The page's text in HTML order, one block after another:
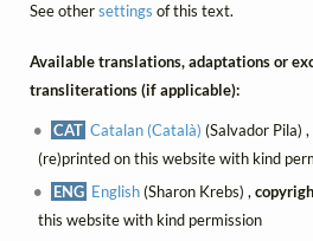
See othersettings of this text.
Available translations, adaptations or
transliterations (if applicable):
CAT Catalan (Català) (Salvador Pila) ,
(re)printed on this website with kind
ENG English(Sharon Krebs) ,
this website with kind permission